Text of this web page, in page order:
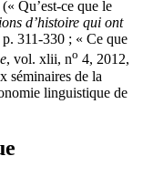
Qu’est-ce que le
d’histoire qui ont
311-330 ; « Ce que
, vol. xlii, no 4, 2012,
séminaires de la
linguistique de